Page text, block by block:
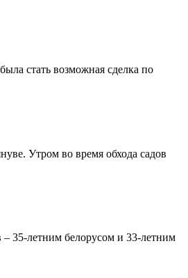
стать возможная сделка по
Утром во время обхода садов
– 35-летним белорусом и 33-летним